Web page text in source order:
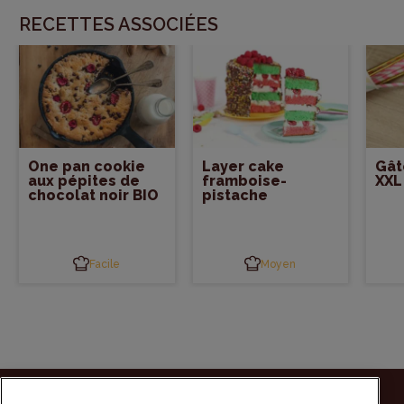
RECETTES ASSOCIÉES
One pan cookie
aux pépites de
chocolat noir BIO
Facile
Layer cake
framboise-
pistache
Moyen
XXL